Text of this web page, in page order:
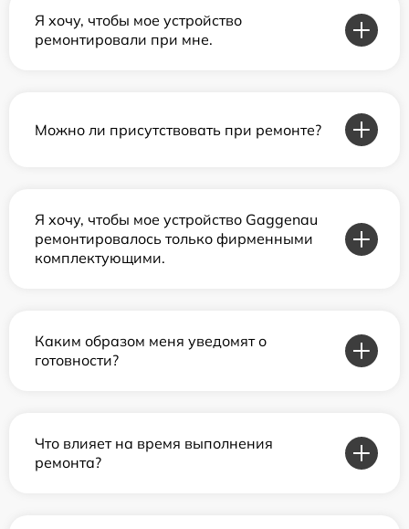
Я хочу, чтобы мое устройство
ремонтировали при мне.
Можно ли присутствовать при ремонте?
Я хочу, чтобы мое устройство Gaggenau
ремонтировалось только фирменными
комплектующими.
Каким образом меня уведомят о
готовности?
Что влияет на время выполнения
ремонта?